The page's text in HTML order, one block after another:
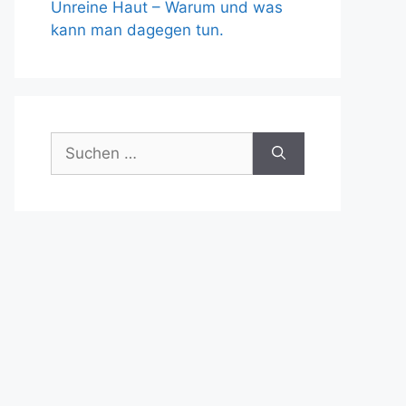
Unreine Haut – Warum und was
kann man dagegen tun.
Suche
nach: